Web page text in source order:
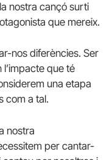
nostra cançó surti
que mereix.
nos diferències. Ser
l’impacte que té
una etapa
com a tal.
nostra
per cantar-